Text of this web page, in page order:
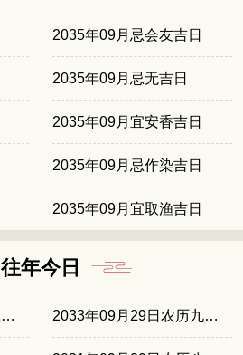
2035年09月忌会友吉日
2035年09月忌无吉日
2035年09月宜安香吉日
2035年09月忌作染吉日
2035年09月宜取渔吉日
往年今日
2034年09月29日农历八月十七 2033年09月29日农历九月初七